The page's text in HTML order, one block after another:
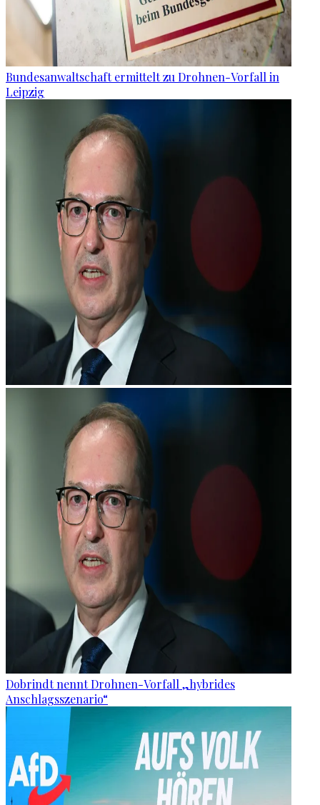
Bundesanwaltschaft ermittelt zu Drohnen-Vorfall in
Leipzig
Dobrindt nennt Drohnen-Vorfall „hybrides
Anschlagsszenario“